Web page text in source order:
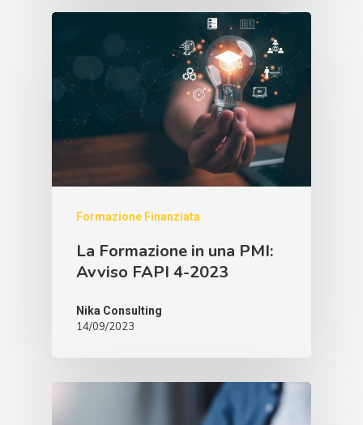
Formazione Finanziata
La Formazione in una PMI:
Avviso FAPI 4-2023
Nika Consulting
14/09/2023